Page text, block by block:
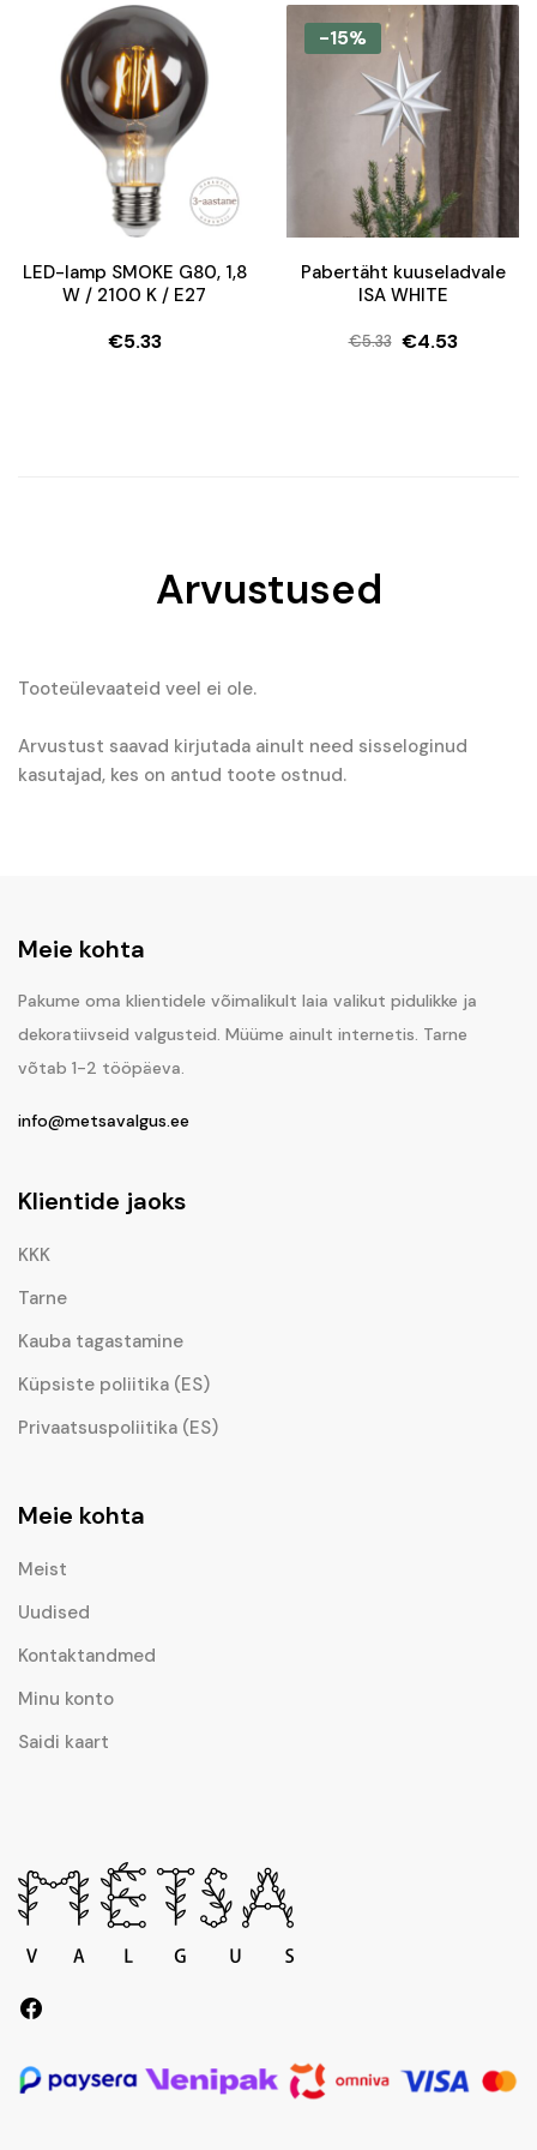
oli:
€19.37.
is:
€12.81.
oli:
€13.22.
is:
€10.19.
LED-lamp SMOKE G80, 1,8
W / 2100 K / E27
€5.33
-15%
Pabertäht kuuseladvale
ISA WHITE
€5.33
Algne
€4.53
Current
Arvustused
Tooteülevaateid veel ei ole.
Arvustust saavad kirjutada ainult need sisseloginud
kasutajad, kes on antud toote ostnud.
Meie kohta
Pakume oma klientidele võimalikult laia valikut pidulikke ja
dekoratiivseid valgusteid. Müüme ainult internetis. Tarne
võtab 1-2 tööpäeva.
info@metsavalgus.ee
Klientide jaoks
KKK
Tarne
Kauba tagastamine
Küpsiste poliitika (ES)
Privaatsuspoliitika (ES)
Meie kohta
Meist
Uudised
Kontaktandmed
Minu konto
Saidi kaart